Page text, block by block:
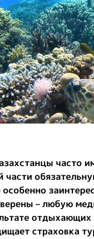
часто
части
– любую
страховка